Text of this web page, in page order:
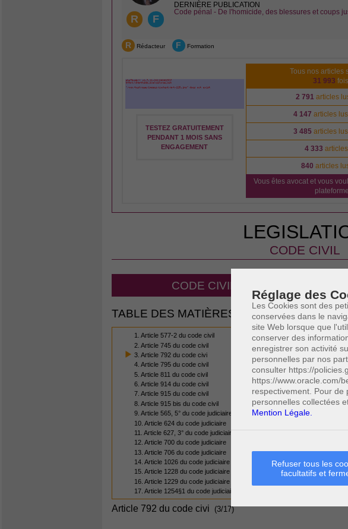
Réglage des
Les Cookies sont des
conservées dans le
site Web lorsque que
conserver des
enregistrer son activité
personnelles par nos
consulter https://
https://www.oracle.com/
respectivement. Pour de
personnelles collectées
Mention Légale.
Refuser tous les
facultatifs et
R F
DERNIÈRE PUBLICATION
Code pénal - De l'homicide, des blessures et coups
R Rédacteur F Formation
TESTEZ GRATUITEMENT
PENDANT 1 MOIS SANS
ENGAGEMENT
Tous nos articles
31 993
2 791 articles
4 147 articles
3 485 articles
4 333
840 articles
Vous êtes avocat et vous
CODE CIVIL
CODE CIVIL ET JUDICIAIRE -
TABLE DES MATIÈRES
1. Article 577-2 du code civil
2. Article 745 du code civil
3. Article 792 du code civi
4. Article 795 du code civil
5. Article 811 du code civil
6. Article 914 du code civil
7. Article 915 du code civil
8. Article 915 bis du code civil
9. Article 565, 5° du code judiciaire
10. Article 624 du code judiciaire
11. Article 627, 3° du code judiciaire
12. Article 700 du code judiciaire
13. Article 706 du code judiciaire
14. Article 1026 du code judiciaire
15. Article 1228 du code judiciaire
16. Article 1229 du code judiciaire
17. Article 1254§1 du code judiciaire
Article 792 du code civi (3/17)